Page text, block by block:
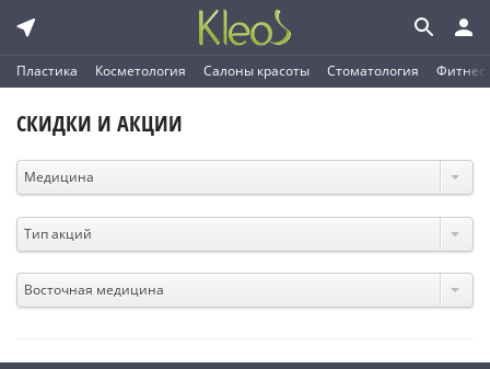
Пластика Косметология Салоны красоты Стоматология Фитнес
СКИДКИ И АКЦИИ
Медицина
Тип акций
Восточная медицина